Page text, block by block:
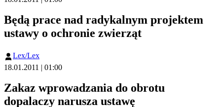
Będą prace nad radykalnym projektem
ustawy o ochronie zwierząt
Lex/Lex
18.01.2011 | 01:00
Zakaz wprowadzania do obrotu
dopalaczy narusza ustawę